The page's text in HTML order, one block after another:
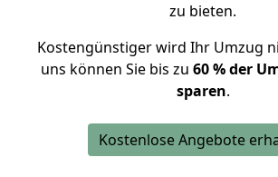
zu bieten.
Kostengünstiger wird Ihr Umzug
uns können Sie bis zu 60 % der
sparen.
Kostenlose Angebote